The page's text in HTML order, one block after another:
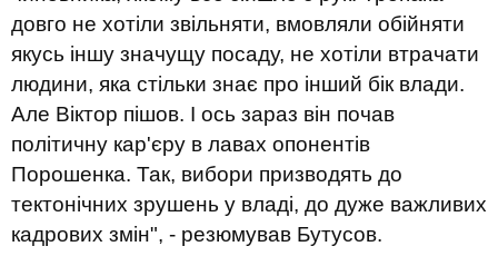
довго не хотіли звільняти, вмовляли обійняти
якусь іншу значущу посаду, не хотіли втрачати
людини, яка стільки знає про інший бік влади.
Але Віктор пішов. І ось зараз він почав
політичну кар'єру в лавах опонентів
Порошенка. Так, вибори призводять до
тектонічних зрушень у владі, до дуже важливих
кадрових змін", - резюмував Бутусов.